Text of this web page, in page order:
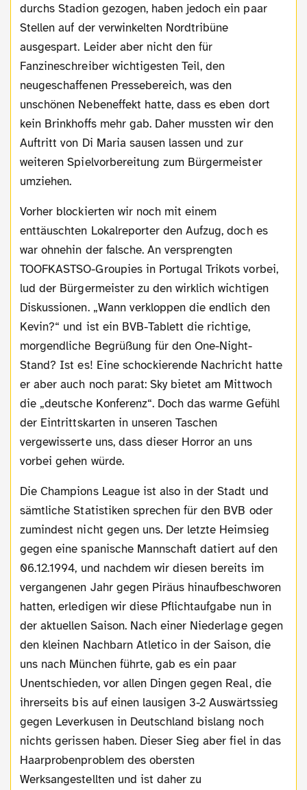
durchs Stadion gezogen, haben jedoch ein paar
Stellen auf der verwinkelten Nordtribüne
ausgespart. Leider aber nicht den für
Fanzineschreiber wichtigesten Teil, den
neugeschaffenen Pressebereich, was den
unschönen Nebeneffekt hatte, dass es eben dort
kein Brinkhoffs mehr gab. Daher mussten wir den
Auftritt von Di Maria sausen lassen und zur
weiteren Spielvorbereitung zum Bürgermeister
umziehen.
Vorher blockierten wir noch mit einem
enttäuschten Lokalreporter den Aufzug, doch es
war ohnehin der falsche. An versprengten
TOOFKASTSO-Groupies in Portugal Trikots vorbei,
lud der Bürgermeister zu den wirklich wichtigen
Diskussionen. „Wann verkloppen die endlich den
Kevin?“ und ist ein BVB-Tablett die richtige,
morgendliche Begrüßung für den One-Night-
Stand? Ist es! Eine schockierende Nachricht hatte
er aber auch noch parat: Sky bietet am Mittwoch
die „deutsche Konferenz“. Doch das warme Gefühl
der Eintrittskarten in unseren Taschen
vergewisserte uns, dass dieser Horror an uns
vorbei gehen würde.
Die Champions League ist also in der Stadt und
sämtliche Statistiken sprechen für den BVB oder
zumindest nicht gegen uns. Der letzte Heimsieg
gegen eine spanische Mannschaft datiert auf den
06.12.1994, und nachdem wir diesen bereits im
vergangenen Jahr gegen Piräus hinaufbeschworen
hatten, erledigen wir diese Pflichtaufgabe nun in
der aktuellen Saison. Nach einer Niederlage gegen
den kleinen Nachbarn Atletico in der Saison, die
uns nach München führte, gab es ein paar
Unentschieden, vor allen Dingen gegen Real, die
ihrerseits bis auf einen lausigen 3-2 Auswärtssieg
gegen Leverkusen in Deutschland bislang noch
nichts gerissen haben. Dieser Sieg aber fiel in das
Haarprobenproblem des obersten
Werksangestellten und ist daher zu